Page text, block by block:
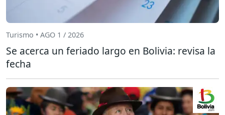
Turismo • AGO 1 / 2026
Se acerca un feriado largo en Bolivia: revisa la
fecha